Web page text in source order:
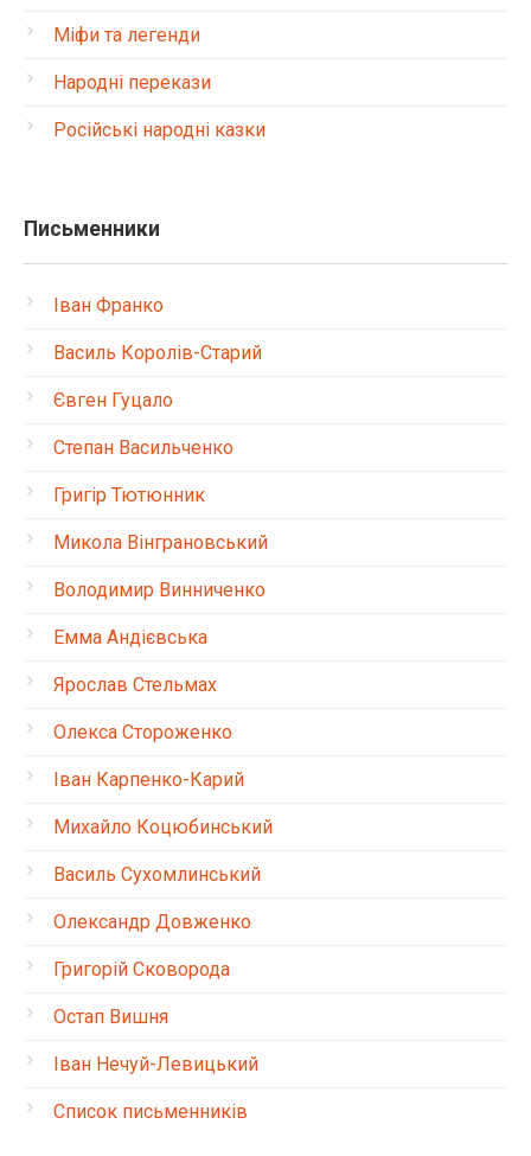
Міфи та легенди
Народні перекази
Російські народні казки
Письменники
Іван Франко
Василь Королів-Старий
Євген Гуцало
Степан Васильченко
Григір Тютюнник
Микола Вінграновський
Володимир Винниченко
Емма Андієвська
Ярослав Стельмах
Олекса Стороженко
Іван Карпенко-Карий
Михайло Коцюбинський
Василь Сухомлинський
Олександр Довженко
Григорій Сковорода
Остап Вишня
Іван Нечуй-Левицький
Список письменників